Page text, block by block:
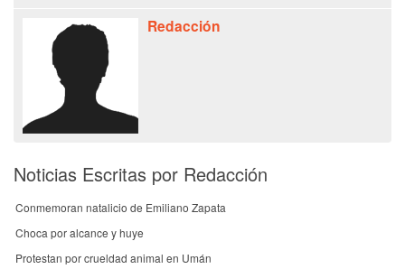
Redacción
Noticias Escritas por Redacción
Conmemoran natalicio de Emiliano Zapata
Choca por alcance y huye
Protestan por crueldad animal en Umán